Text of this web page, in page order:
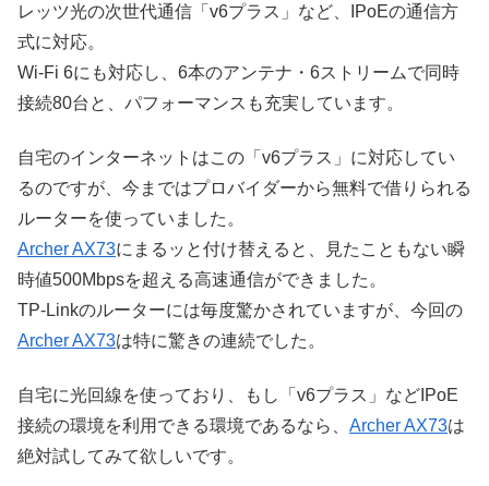
レッツ光の次世代通信「v6プラス」など、IPoEの通信方
式に対応。
Wi-Fi 6にも対応し、6本のアンテナ・6ストリームで同時
接続80台と、パフォーマンスも充実しています。
自宅のインターネットはこの「v6プラス」に対応してい
るのですが、今まではプロバイダーから無料で借りられる
ルーターを使っていました。
Archer AX73にまるッと付け替えると、見たこともない瞬
時値500Mbpsを超える高速通信ができました。
TP-Linkのルーターには毎度驚かされていますが、今回の
Archer AX73は特に驚きの連続でした。
自宅に光回線を使っており、もし「v6プラス」などIPoE
接続の環境を利用できる環境であるなら、 Archer AX73は
絶対試してみて欲しいです。